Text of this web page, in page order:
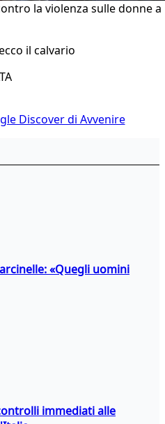
la violenza sulle donne a
il calvario
Discover di Avvenire
«Quegli uomini
immediati alle